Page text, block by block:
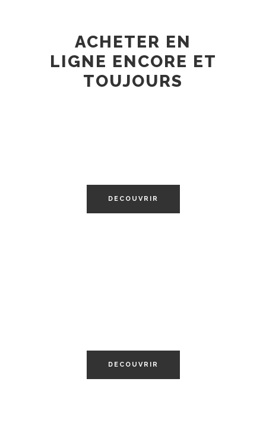
ACHETER EN
LIGNE ENCORE ET
TOUJOURS
DECOUVRIR
DECOUVRIR